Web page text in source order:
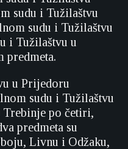
sudu i Tužilaštvu
sudu i Tužilaštvu
i Tužilaštvu u
predmeta.
u Prijedoru
sudu i Tužilaštvu
Trebinje po četiri,
predmeta su
Livnu i Odžaku,